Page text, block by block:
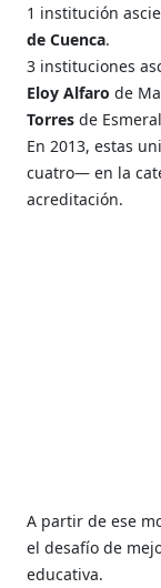
1 institución
de Cuenca.
3 instituciones
Eloy Alfarode
Torresde
En 2013, estas
cuatro— en la
acreditación.
A partir de ese
el desafío de
educativa.